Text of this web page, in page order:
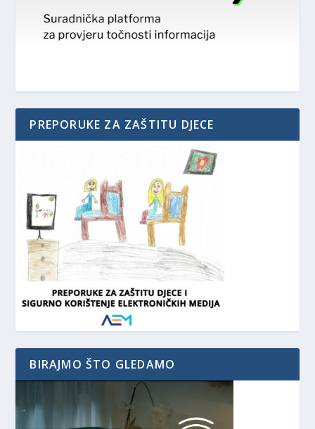
PREPORUKE ZA ZAŠTITU DJECE
BIRAJMO ŠTO GLEDAMO